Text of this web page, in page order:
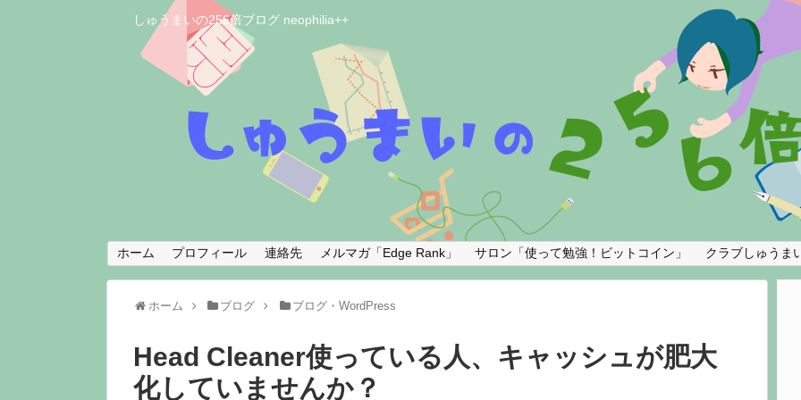
しゅうまいの256倍ブログ neophilia++
ホーム プロフィール 連絡先 メルマガ「Edge Rank」 サロン「使って勉強！ビットコイン」 クラブしゅうま
ホーム ブログ ブログ・WordPress
Head Cleaner使っている人、キャッシュが肥大
化していませんか？